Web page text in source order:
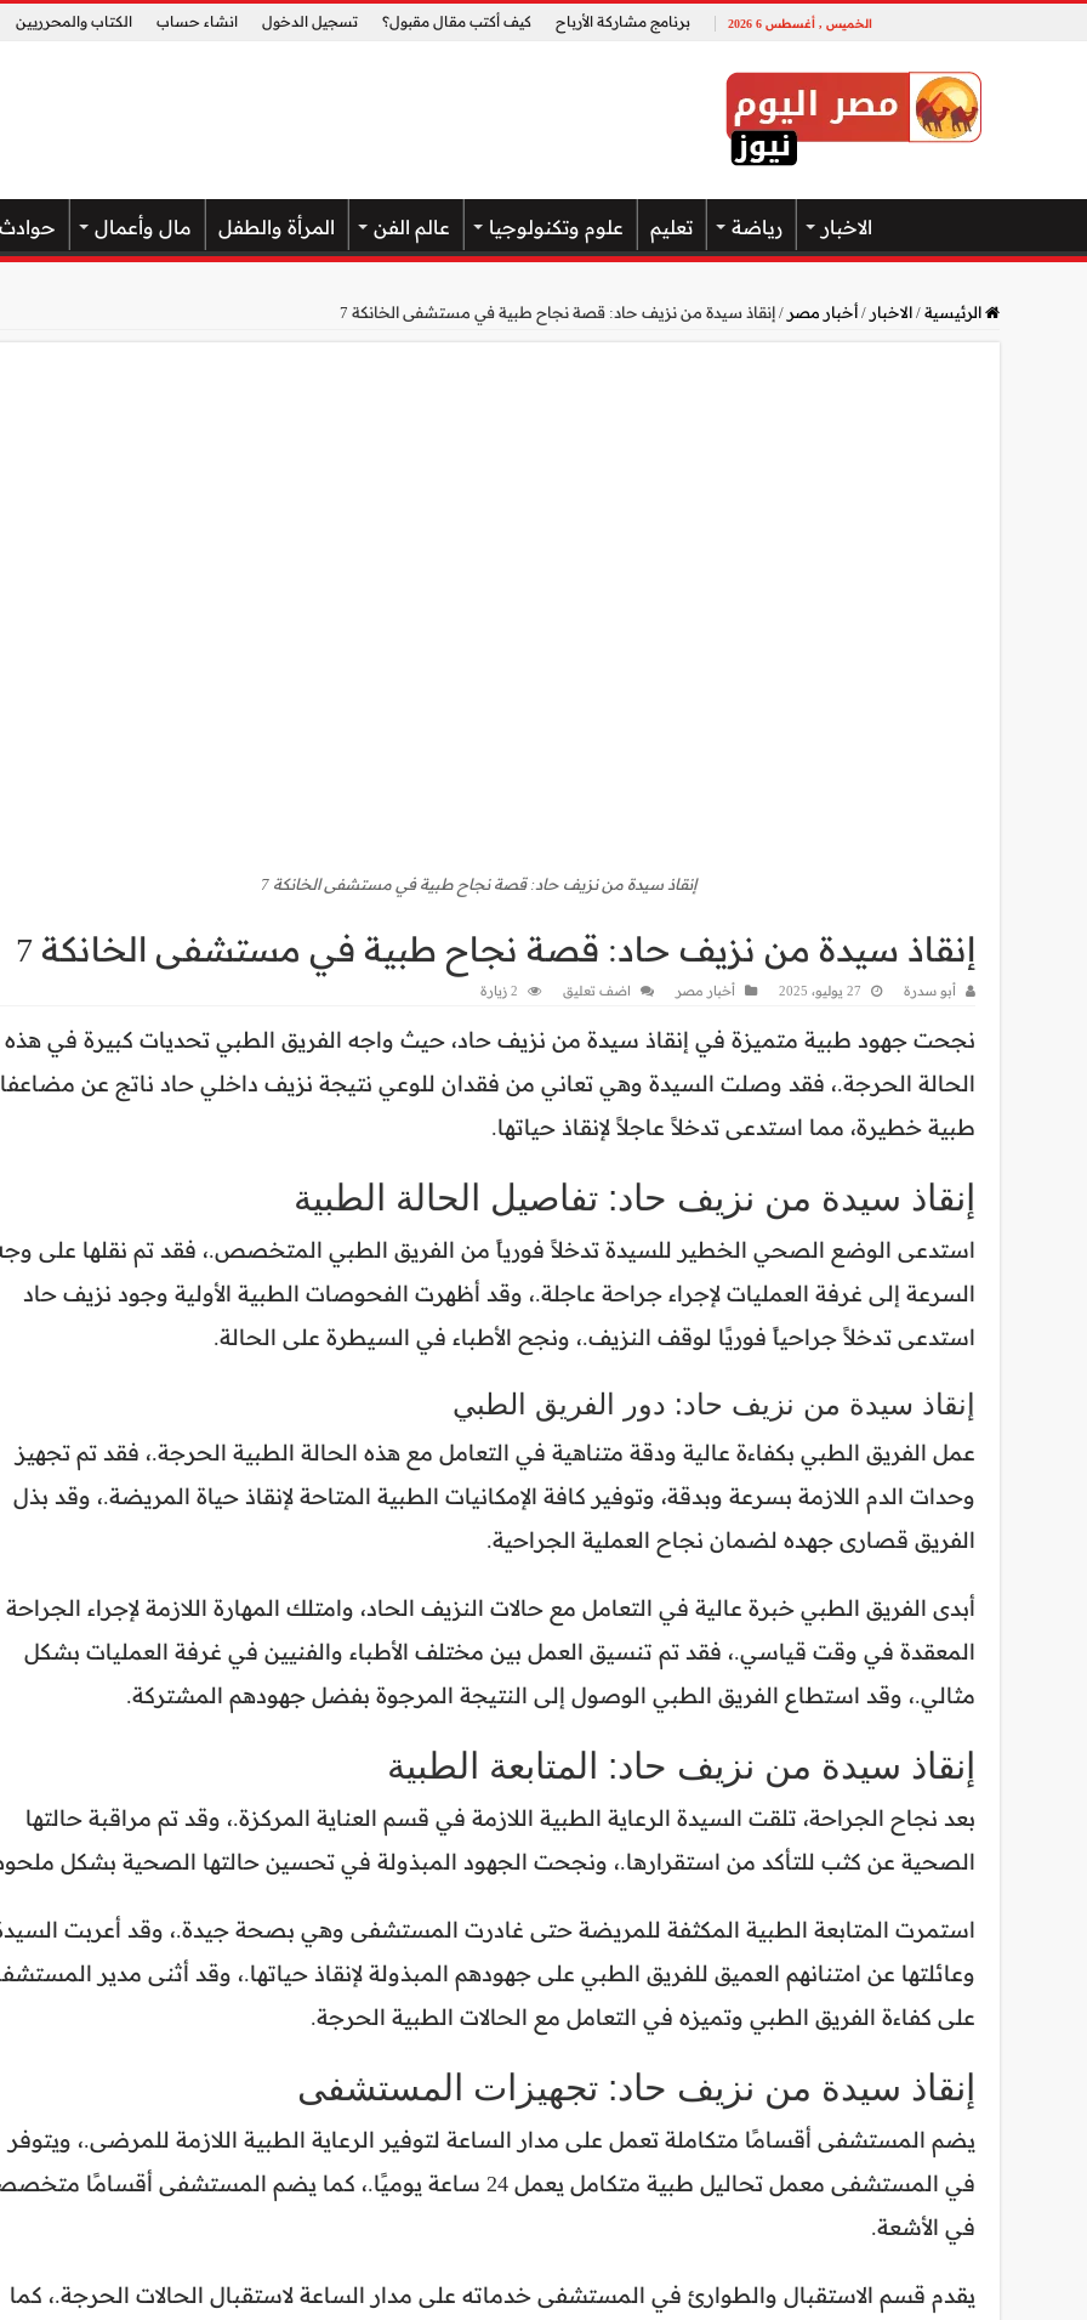
الخميس , أغسطس 6 2026 برنامج مشاركة الأرباح كيف أكتب مقال مقبول؟ تسجيل الدخول انشاء حساب الكتاب والمحرريين
الاخبار رياضة تعليم علوم وتكنولوجيا عالم الفن المرأة والطفل مال وأعمال حوادث
الرئيسية/الاخبار /أخبار مصر /إنقاذ سيدة من نزيف حاد: قصة نجاح طبية في مستشفى الخانكة 7
إنقاذ سيدة من نزيف حاد: قصة نجاح طبية في مستشفى الخانكة 7
إنقاذ سيدة من نزيف حاد: قصة نجاح طبية في مستشفى الخانكة 7
أبو سدرة 27 يوليو، 2025 أخبار مصر اضف تعليق 2 زيارة
نجحت جهود طبية متميزة في إنقاذ سيدة من نزيف حاد، حيث واجه الفريق الطبي تحديات كبيرة في هذه
الحالة الحرجة.، فقد وصلت السيدة وهي تعاني من فقدان للوعي نتيجة نزيف داخلي حاد ناتج عن
طبية خطيرة، مما استدعى تدخلاً عاجلاً لإنقاذ حياتها.
إنقاذ سيدة من نزيف حاد: تفاصيل الحالة الطبية
استدعى الوضع الصحي الخطير للسيدة تدخلاً فورياً من الفريق الطبي المتخصص.، فقد تم نقلها على
السرعة إلى غرفة العمليات لإجراء جراحة عاجلة.، وقد أظهرت الفحوصات الطبية الأولية وجود نزيف حاد
استدعى تدخلاً جراحياً فوريًا لوقف النزيف.، ونجح الأطباء في السيطرة على الحالة.
إنقاذ سيدة من نزيف حاد: دور الفريق الطبي
عمل الفريق الطبي بكفاءة عالية ودقة متناهية في التعامل مع هذه الحالة الطبية الحرجة.، فقد تم تجهيز
وحدات الدم اللازمة بسرعة وبدقة، وتوفير كافة الإمكانيات الطبية المتاحة لإنقاذ حياة المريضة.، وقد بذل
الفريق قصارى جهده لضمان نجاح العملية الجراحية.
أبدى الفريق الطبي خبرة عالية في التعامل مع حالات النزيف الحاد، وامتلك المهارة اللازمة لإجراء الجراحة
المعقدة في وقت قياسي.، فقد تم تنسيق العمل بين مختلف الأطباء والفنيين في غرفة العمليات بشكل
مثالي.، وقد استطاع الفريق الطبي الوصول إلى النتيجة المرجوة بفضل جهودهم المشتركة.
إنقاذ سيدة من نزيف حاد: المتابعة الطبية
بعد نجاح الجراحة، تلقت السيدة الرعاية الطبية اللازمة في قسم العناية المركزة.، وقد تم مراقبة حالتها
الصحية عن كثب للتأكد من استقرارها.، ونجحت الجهود المبذولة في تحسين حالتها الصحية بشكل
استمرت المتابعة الطبية المكثفة للمريضة حتى غادرت المستشفى وهي بصحة جيدة.، وقد أعربت
وعائلتها عن امتنانهم العميق للفريق الطبي على جهودهم المبذولة لإنقاذ حياتها.، وقد أثنى مدير
على كفاءة الفريق الطبي وتميزه في التعامل مع الحالات الطبية الحرجة.
إنقاذ سيدة من نزيف حاد: تجهيزات المستشفى
يضم المستشفى أقسامًا متكاملة تعمل على مدار الساعة لتوفير الرعاية الطبية اللازمة للمرضى.، ويتوفر
في المستشفى معمل تحاليل طبية متكامل يعمل 24 ساعة يوميًا.، كما يضم المستشفى أقسامًا
في الأشعة.
يقدم قسم الاستقبال والطوارئ في المستشفى خدماته على مدار الساعة لاستقبال الحالات الحرجة.، كما